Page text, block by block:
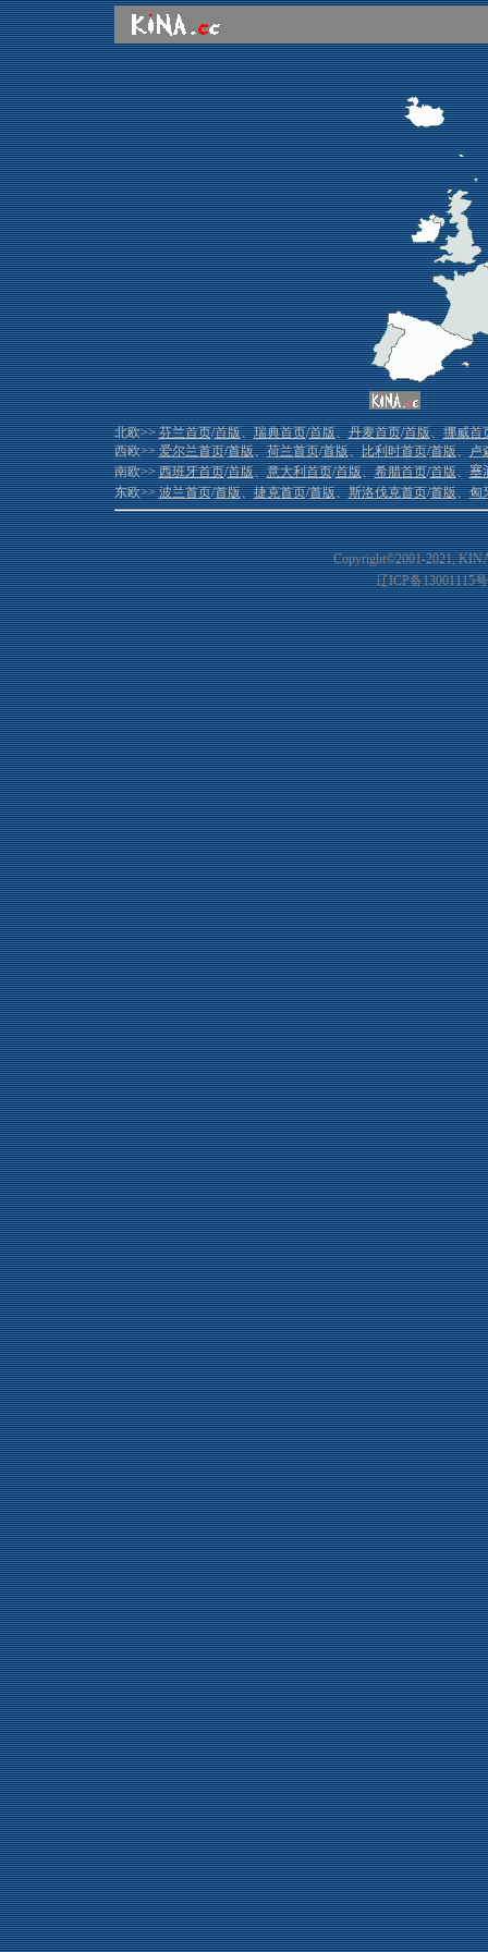
北欧>>芬兰首页/首版、瑞典首页/首版、丹麦首页/首版、挪威首
西欧>>爱尔兰首页/首版、荷兰首页/首版、比利时首页/首版、卢
南欧>>西班牙首页/首版、意大利首页/首版、希腊首页/首版、塞
东欧>>波兰首页/首版、捷克首页/首版、斯洛伐克首页/首版、匈
Copyright©2001-2021,
辽ICP备13001115